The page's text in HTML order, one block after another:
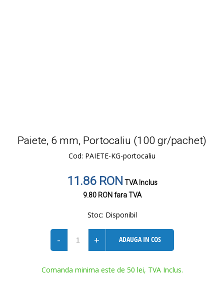
Paiete, 6 mm, Portocaliu (100 gr/pachet)
Cod: PAIETE-KG-portocaliu
11.86 RONTVA Inclus
9.80 RONfara TVA
Stoc: Disponibil
- + ADAUGA IN COS
Comanda minima este de 50 lei, TVA Inclus.